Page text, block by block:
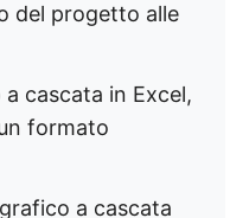
del progetto alle
cascata in Excel,
formato
a cascata